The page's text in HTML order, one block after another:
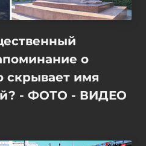
о
скрывает имя
- ФОТО - ВИДЕО